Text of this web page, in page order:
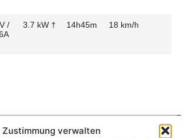
Zustimmung verwalten
/
3.7 kW † 14h45m 18 km/h